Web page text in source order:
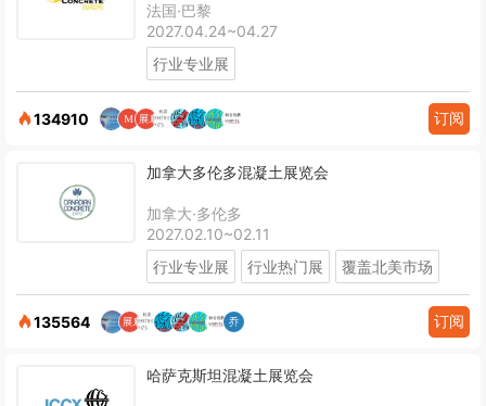
法国·巴黎
2027.04.24~04.27
行业专业展
134910 订阅
加拿大多伦多混凝土展览会
加拿大·多伦多
2027.02.10~02.11
行业专业展
行业热门展 覆盖北美市场
135564 订阅
哈萨克斯坦混凝土展览会